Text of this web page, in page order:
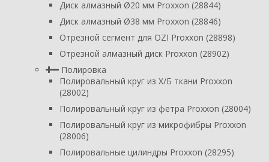
Диск алмазный Ø20 мм Proxxon (28844)
Диск алмазный Ø38 мм Proxxon (28846)
Отрезной сегмент для OZI Proxxon (28898)
Отрезной алмазный диск Proxxon (28902)
Полировка
Полировальный круг из Х/Б ткани Proxxon
(28002)
Полировальный круг из фетра Proxxon (28004)
Полировальный круг из микрофибры Proxxon
(28006)
Полировальные цилиндры Proxxon (28295)